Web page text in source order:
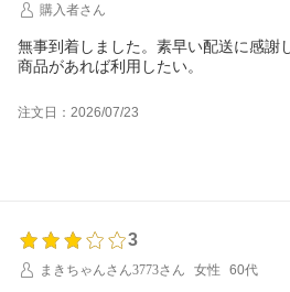
購入者さん
無事到着しました。素早い配送に感謝
商品があれば利用したい。
注文日：2026/07/23
3
まきちゃんさん3773さん
女性 60代